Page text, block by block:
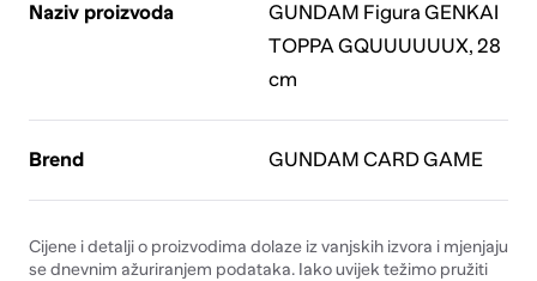
Naziv proizvoda
GUNDAM Figura GENKAI
TOPPA GQUUUUUUX, 28
cm
Brend GUNDAM CARD GAME
Cijene i detalji o proizvodima dolaze iz vanjskih izvora i mjenjaju
se dnevnim ažuriranjem podataka. Iako uvijek težimo pružiti